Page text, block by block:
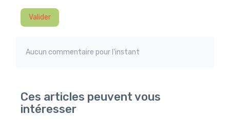
Valider
Aucun commentaire pour l'instant
Ces articles peuvent vous
intéresser